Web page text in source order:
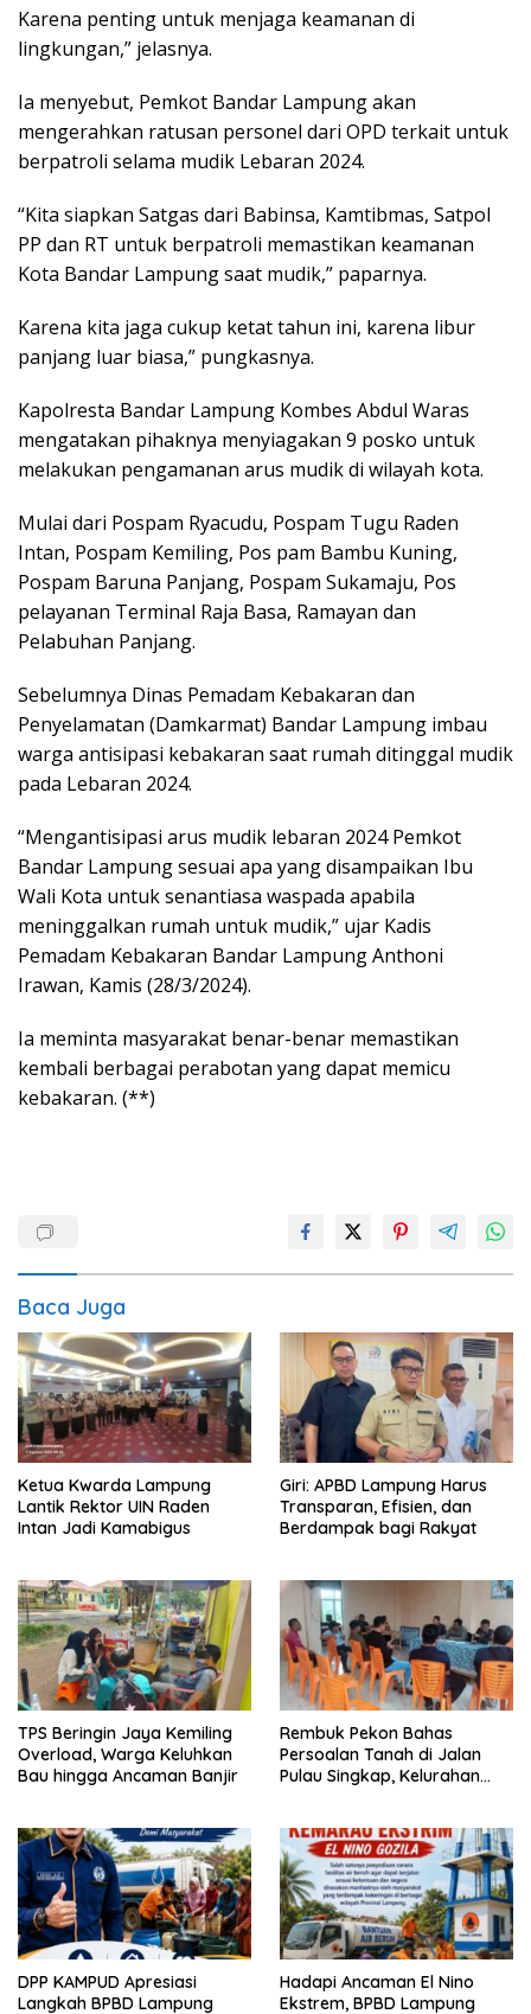
Karena penting untuk menjaga keamanan di
lingkungan,” jelasnya.
Ia menyebut, Pemkot Bandar Lampung akan
mengerahkan ratusan personel dari OPD terkait untuk
berpatroli selama mudik Lebaran 2024.
“Kita siapkan Satgas dari Babinsa, Kamtibmas, Satpol
PP dan RT untuk berpatroli memastikan keamanan
Kota Bandar Lampung saat mudik,” paparnya.
Karena kita jaga cukup ketat tahun ini, karena libur
panjang luar biasa,” pungkasnya.
Kapolresta Bandar Lampung Kombes Abdul Waras
mengatakan pihaknya menyiagakan 9 posko untuk
melakukan pengamanan arus mudik di wilayah kota.
Mulai dari Pospam Ryacudu, Pospam Tugu Raden
Intan, Pospam Kemiling, Pos pam Bambu Kuning,
Pospam Baruna Panjang, Pospam Sukamaju, Pos
pelayanan Terminal Raja Basa, Ramayan dan
Pelabuhan Panjang.
Sebelumnya Dinas Pemadam Kebakaran dan
Penyelamatan (Damkarmat) Bandar Lampung imbau
warga antisipasi kebakaran saat rumah ditinggal mudik
pada Lebaran 2024.
“Mengantisipasi arus mudik lebaran 2024 Pemkot
Bandar Lampung sesuai apa yang disampaikan Ibu
Wali Kota untuk senantiasa waspada apabila
meninggalkan rumah untuk mudik,” ujar Kadis
Pemadam Kebakaran Bandar Lampung Anthoni
Irawan, Kamis (28/3/2024).
Ia meminta masyarakat benar-benar memastikan
kembali berbagai perabotan yang dapat memicu
kebakaran. (**)
Baca Juga
Ketua Kwarda Lampung
Lantik Rektor UIN Raden
Intan Jadi Kamabigus
Giri: APBD Lampung Harus
Transparan, Efisien, dan
Berdampak bagi Rakyat
TPS Beringin Jaya Kemiling
Overload, Warga Keluhkan
Bau hingga Ancaman Banjir
Rembuk Pekon Bahas
Persoalan Tanah di Jalan
Pulau Singkap, Kelurahan
DPP KAMPUD Apresiasi
Langkah BPBD Lampung
Hadapi Ancaman El Nino
Ekstrem, BPBD Lampung